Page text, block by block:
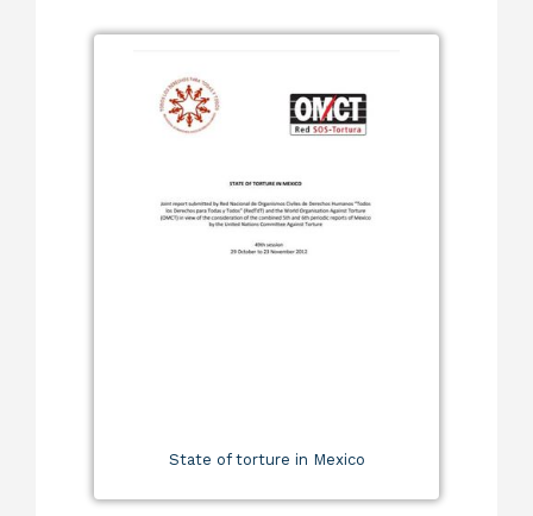
State of torture in Mexico